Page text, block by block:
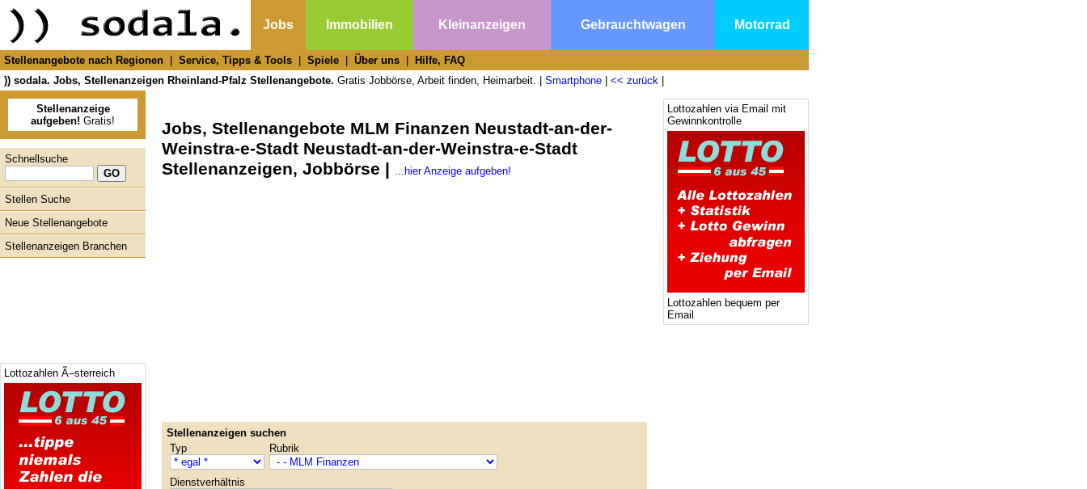
Jobs Immobilien Kleinanzeigen Gebrauchtwagen Motorrad
Stellenangebote nach Regionen Service, Tipps & Tools Spiele Über uns
Hilfe, FAQ
)) sodala. Jobs, Stellenanzeigen Rheinland-Pfalz Stellenangebote. Gratis Jobbörse, Arbeit finden, Heimarbeit. | Smartphone << zurück
Stellenanzeige
aufgeben! Gratis!
Schnellsuche
Stellen Suche
Neue Stellenangebote
Stellenanzeigen Branchen
Lottozahlen Ã–sterreich
Jobs, Stellenangebote MLM Finanzen Neustadt-an-der-
Weinstra-e-Stadt Neustadt-an-der-Weinstra-e-Stadt
Stellenanzeigen, Jobbörse | ...hier Anzeige aufgeben!
Stellenanzeigen suchen
Typ
Rubrik
Dienstverhältnis
Lottozahlen via Email mit
Gewinnkontrolle
Lottozahlen bequem per
Email